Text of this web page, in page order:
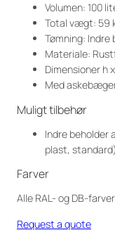
Volumen: 100
Total vægt: 59
Tømning: Indre
Materiale:
Dimensioner h
Med
Muligt tilbehør
Indre beholder
plast, standard)
Farver
Alle RAL- og DB-
Request a quote